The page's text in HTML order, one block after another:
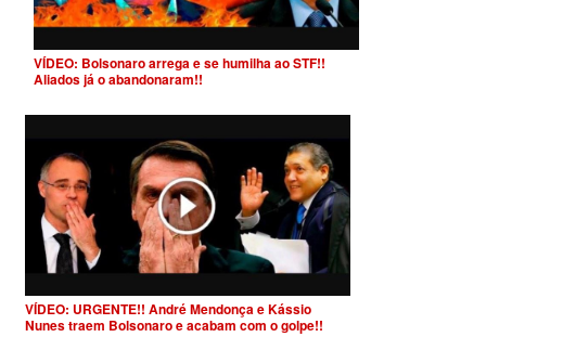
VÍDEO: Bolsonaro arrega e se humilha ao STF!!
Aliados já o abandonaram!!
VÍDEO: URGENTE!! André Mendonça e Kássio
Nunes traem Bolsonaro e acabam com o golpe!!